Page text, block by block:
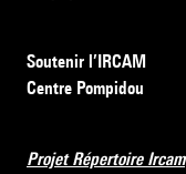
Soutenir l’IRCAM
Centre Pompidou
Projet Répertoire Ircam